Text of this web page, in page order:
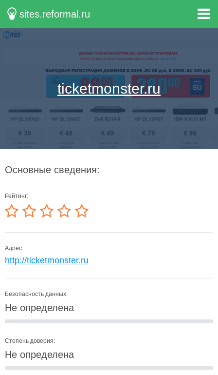
sites.reformal.ru
ticketmonster.ru
Основные сведения:
Рейтинг:
Адрес:
http://ticketmonster.ru
Безопасность данных:
Не определена
Степень доверия:
Не определена